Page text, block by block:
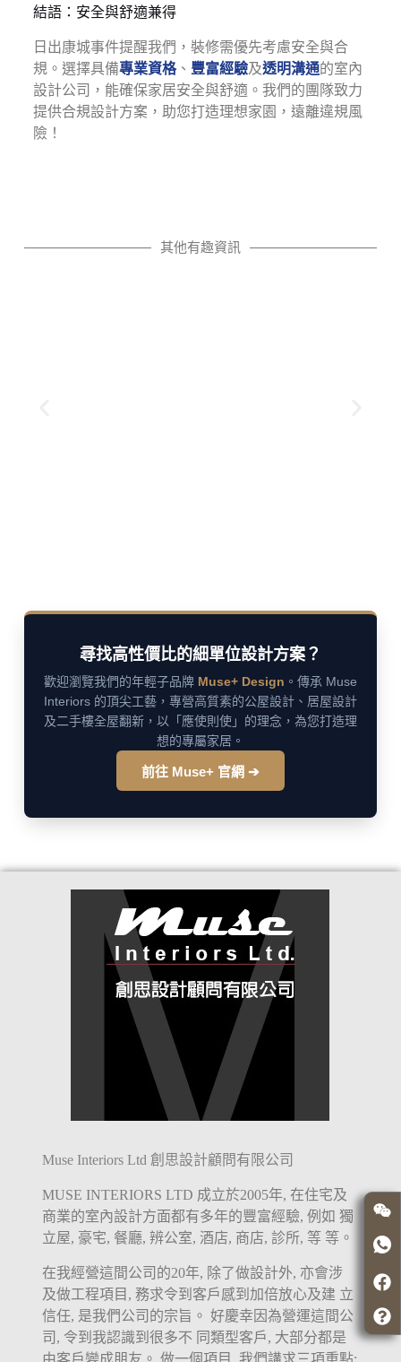
結語：安全與舒適兼得
日出康城事件提醒我們，裝修需優先考慮安全與合
規。選擇具備專業資格、 豐富經驗及透明溝通的室內
設計公司，能確保家居安全與舒適。我們的團隊致力
提供合規設計方案，助您打造理想家園，遠離違規風
險！
其他有趣資訊
尋找高性價比的細單位設計方案？
歡迎瀏覽我們的年輕子品牌 Muse+ Design 。傳承 Muse
Interiors 的頂尖工藝，專營高質素的公屋設計、居屋設計
及二手樓全屋翻新，以「應使則使」的理念，為您打造理
想的專屬家居。
前往 Muse+ 官網 ➔
Muse Interiors Ltd 創思設計顧問有限公司
MUSE INTERIORS LTD 成立於2005年, 在住宅及
商業的室內設計方面都有多年的豐富經驗, 例如 獨
立屋, 豪宅, 餐廳, 辨公室, 酒店, 商店, 診所, 等 等。
在我經營這間公司的20年, 除了做設計外, 亦會涉
及做工程項目, 務求令到客戶感到加倍放心及建 立
信任, 是我們公司的宗旨。 好慶幸因為營運這間公
司, 令到我認識到很多不 同類型客戶, 大部分都是
由客戶變成朋友。 做一個項目, 我們講求三項重點: